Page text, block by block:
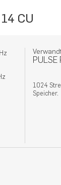
CU
PULSE
1024
Speicher.